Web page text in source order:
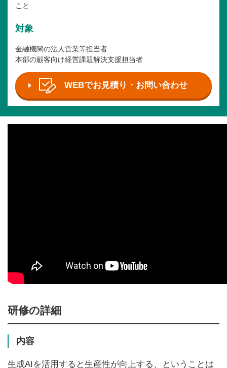
こと
対象
金融機関の法人営業等担当者
本部の顧客向け経営課題解決支援担当者
WEBでお見積り・お問い合わせ
研修の詳細
内容
生成AIを活用すると生産性が向上する、ということは